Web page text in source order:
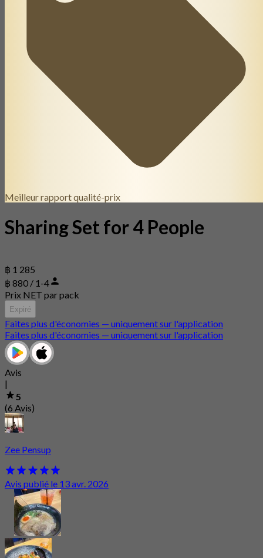
Meilleur rapport qualité-prix
Sharing Set for 4 People
฿ 1 285
฿ 880 / 1-4
Prix NET par pack
Expiré
Faites plus d'économies — uniquement sur l'application
Faites plus d'économies — uniquement sur l'application
Avis
|
5
(6 Avis)
Zee Pensup
Avis publié le 13 avr. 2026